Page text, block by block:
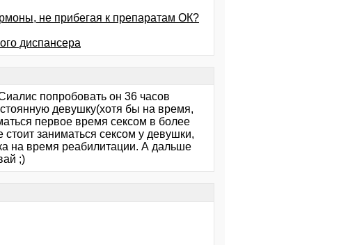
не прибегая к препаратам ОК?
диспансера
попробовать он 36 часов
девушку(хотя бы на время,
первое время сексом в более
заниматься сексом у девушки,
на время реабилитации. А дальше
;)